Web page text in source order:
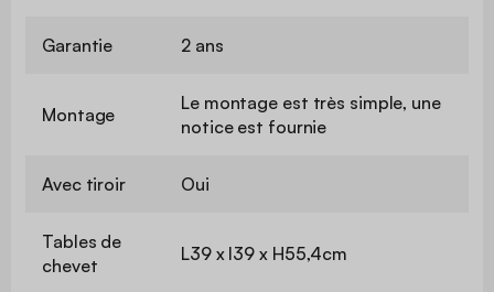
Garantie 2 ans
Montage
Le montage est très simple, une
notice est fournie
Avec tiroir Oui
Tables de
chevet
L39 x l39 x H55,4cm